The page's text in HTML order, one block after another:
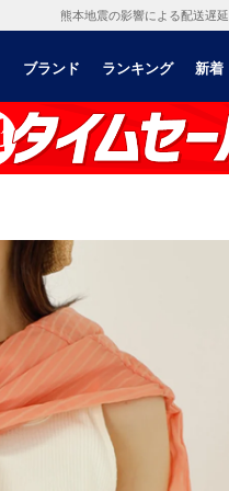
熊本地震の影響による配送遅延
ブランド ランキング 新着